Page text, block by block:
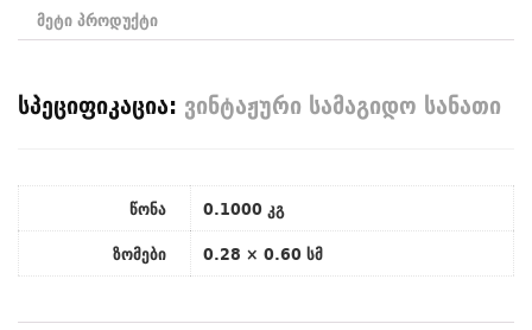
მეტი პროდუქტი
სპეციფიკაცია: ვინტაჟური სამაგიდო სანათი
წონა
0.1000 კგ
ზომები
0.28 × 0.60 სმ